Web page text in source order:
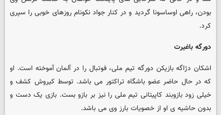
بودن، راهی اوساسونا گردید و در کنار جواد نکونام روزهای خوبی را سپری
کرد.
دورگه باغیرت
اشکان دژاگه بازیکن دورگه تیم ملی، فوتبال را در آلمان آموخته است. او
که در حال حاضر عضو باشگاه تراکتور می باشد. توسط کیروش کشف و
خیلی زود بازوبند کاپیتانی تیم ملی را نیز بر بازو بست. بازی یک دست و
بدون حاشیه ی او از خصویات بارز وی می باشد.